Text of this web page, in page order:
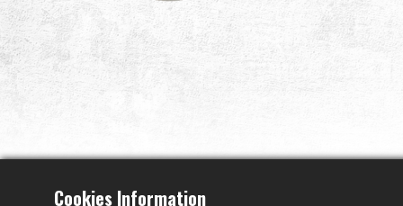
Cookies Information